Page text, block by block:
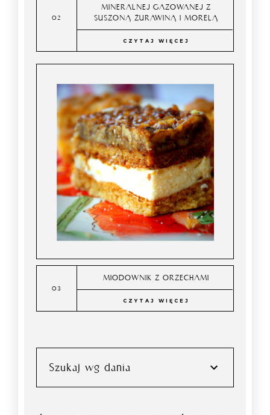
MINERALNEJ GAZOWANEJ Z
SUSZONĄ ŻURAWINĄ I MORELĄ
CZYTAJ WIĘCEJ
MIODOWNIK Z ORZECHAMI
CZYTAJ WIĘCEJ
Szukaj wg dania